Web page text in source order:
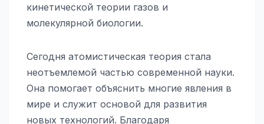
кинетической теории газов и
молекулярной биологии.
Сегодня атомистическая теория стала
неотъемлемой частью современной науки.
Она помогает объяснить многие явления в
мире и служит основой для развития
новых технологий. Благодаря